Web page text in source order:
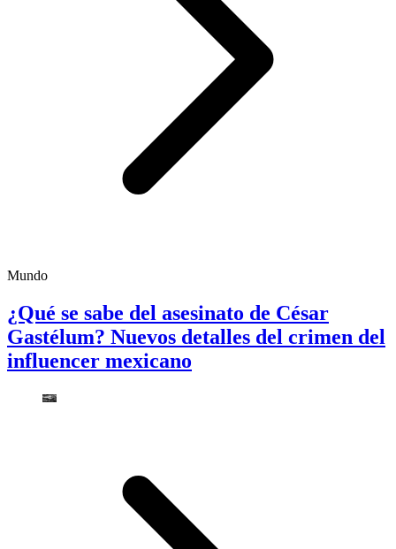
Mundo
¿Qué se sabe del asesinato de César
Gastélum? Nuevos detalles del crimen del
influencer mexicano